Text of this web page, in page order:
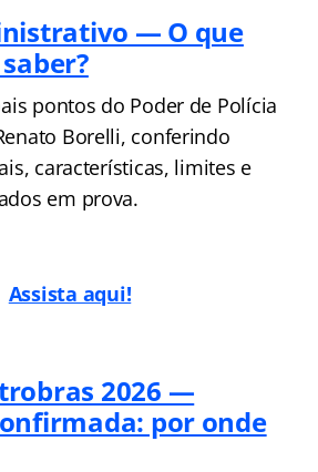
— O que
pontos do Poder de Polícia
Borelli, conferindo
características, limites e
em prova.
Assista aqui!
2026 —
por onde